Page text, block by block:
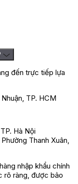
đến trực tiếp lựa
TP. HCM
Hà Nội
Thanh Xuân,
nhập khẩu chính
rõ ràng, được bảo